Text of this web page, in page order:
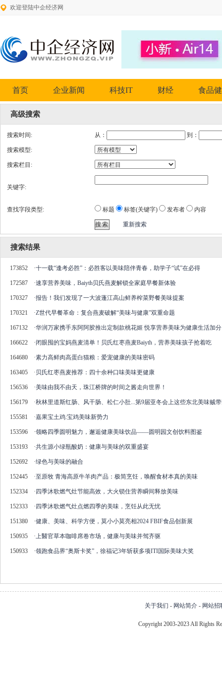
欢迎登陆中企经济网
首页 企业新闻 科技IT 财经 食品
高级搜索
搜索时间: 从： 到：
搜索模型:
搜索栏目:
关键字:
查找字段类型: 标题 标签(关键字) 发布者 内容
重新搜索
搜索结果
173852 ·十一载“逢考必胜”：必胜客以美味陪伴青春，助学子“试”在必得
172587 ·速享营养美味，Baiyth贝氏燕麦解锁全家庭早餐新体验
170327 ·报告！我们发现了一大波蓬江高山鲜养榨菜野餐美味提案
170321 ·Z世代早餐革命：复合燕麦破解“美味与健康”双重命题
167132 ·华润万家携手东阿阿胶推出定制款桃花姬 悦享营养美味为健康生活加分
166622 ·闭眼囤的宝妈燕麦清单！贝氏红枣燕麦Baiyth，营养美味孩子抢着吃
164680 ·素力高鲜肉高蛋白猫粮：爱宠健康的美味密码
163405 · 贝氏红枣燕麦推荐：四十余种口味美味更健康
156536 ·美味由我不由天，珠江桥牌的时间之酱走向世界！
156179 ·秋林里道斯红肠、风干肠、松仁小肚...第9届亚冬会上这些东北美味贼
155581 ·嘉果宝土鸡:宝鸡美味新势力
153596 ·领略四季圆明魅力，邂逅健康美味饮品——圆明园文创饮料图鉴
153193 ·共生源小绿瓶酸奶：健康与美味的双重盛宴
152692 ·绿色与美味的融合
152445 ·至原牧 青海高原牛羊肉产品：极简烹饪，唤醒食材本真的美味
152334 · 四季沐歌燃气灶节能高效，大火锁住营养瞬间释放美味
152333 · 四季沐歌燃气灶点燃四季的美味，烹饪从此无忧
151380 ·健康、美味、科学方便，莫小小莫亮相2024 FBIF食品创新展
150935 ·上醫官草本咖啡席卷市场，健康与美味并驾齐驱
150933 ·领跑食品界“奥斯卡奖”，徐福记3年斩获多项ITI国际美味大奖
关于我们 - 网站简介 - 网站招
Copyright 2003-2023 All Rights